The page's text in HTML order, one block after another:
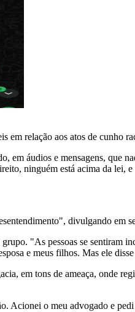
em relação aos atos de
em áudios e mensagens, que
ninguém está acima da
divulgando em
"As pessoas se sentiram
e meus filhos. Mas ele
em tons de ameaça, onde
Acionei o meu advogado e